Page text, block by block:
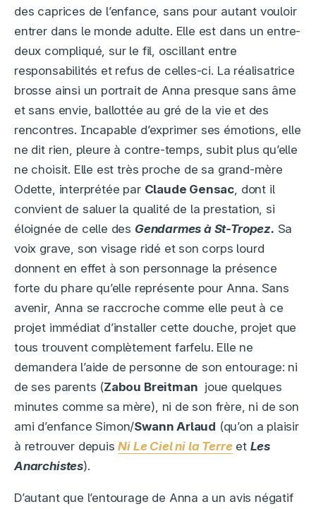
des caprices de l’enfance, sans pour autant vouloir
entrer dans le monde adulte. Elle est dans un entre-
deux compliqué, sur le fil, oscillant entre
responsabilités et refus de celles-ci. La réalisatrice
brosse ainsi un portrait de Anna presque sans âme
et sans envie, ballottée au gré de la vie et des
rencontres. Incapable d’exprimer ses émotions, elle
ne dit rien, pleure à contre-temps, subit plus qu’elle
ne choisit. Elle est très proche de sa grand-mère
Odette, interprétée par Claude Gensac , dont il
convient de saluer la qualité de la prestation, si
éloignée de celle des Gendarmes à St-Tropez. Sa
voix grave, son visage ridé et son corps lourd
donnent en effet à son personnage la présence
forte du phare qu’elle représente pour Anna. Sans
avenir, Anna se raccroche comme elle peut à ce
projet immédiat d’installer cette douche, projet que
tous trouvent complètement farfelu. Elle ne
demandera l’aide de personne de son entourage: ni
de ses parents (Zabou Breitman joue quelques
minutes comme sa mère), ni de son frère, ni de son
ami d’enfance Simon/Swann Arlaud (qu’on a plaisir
à retrouver depuisNi Le Ciel ni la Terreet Les
Anarchistes).
D’autant que l’entourage de Anna a un avis négatif